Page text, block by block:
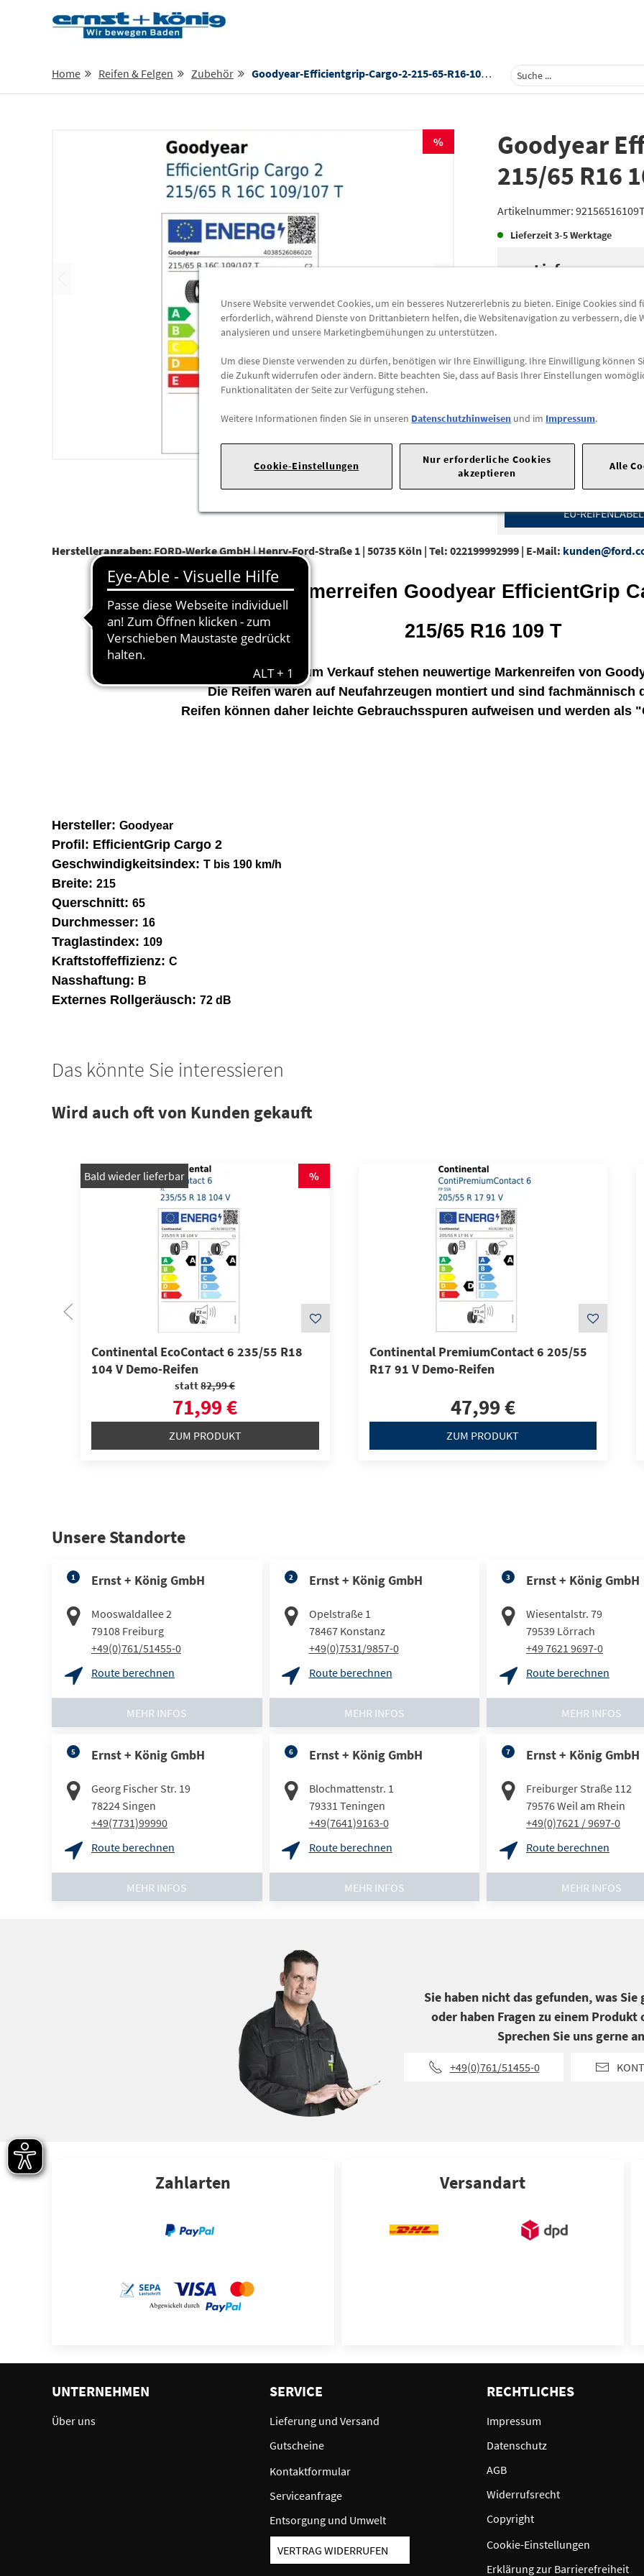
Home Reifen & Felgen Zubehör Goodyear-Efficientgrip-Cargo-2-215-65-R16-109t-Demo-Reifen-92156516109tgo
%
Goodyear
215/65 R16
Artikelnummer:
Lieferzeit3-5 Werktage
Lieferung
Versandkostenfrei
Preis inkl.19%MwSt.
Abholbar an diesen
- +
Max. Bestellmenge: 4
EU-Reifenlabel-Werte
EU-REIFENLABEL
Herstellerangaben:FORD-Werke GmbH |Henry-Ford-Straße 1 | 50735 Köln | Tel: 022199992999 | E-Mail:
Sommerreifen Goodyear EfficientGrip
215/65 R16 109 T
Zum Verkauf stehen neuwertige Markenreifen von
Die Reifen waren auf Neufahrzeugen montiert und sind fachmännisch
Reifen können daher leichte Gebrauchsspuren aufweisen und werden als
Hersteller: Goodyear
Profil: EfficientGrip Cargo 2
Geschwindigkeitsindex: T bis 190 km/h
Breite: 215
Querschnitt: 65
Durchmesser: 16
Traglastindex: 109
Kraftstoffeffizienz: C
Nasshaftung: B
Externes Rollgeräusch: 72 dB
Das könnte Sie interessieren
Wird auch oft von Kunden gekauft
Bald wieder lieferbar %
Continental EcoContact 6 235/55 R18
104 V Demo-Reifen
statt82,99 €
71,99 €
ZUM PRODUKT
Continental PremiumContact 6 205/55
R17 91 V Demo-Reifen
47,99 €
ZUM PRODUKT
Unsere Standorte
1 Ernst + König GmbH
Mooswaldallee 2
79108 Freiburg
+49(0)761/51455-0
Route berechnen
MEHR INFOS
2 Ernst + König GmbH
Opelstraße 1
78467 Konstanz
+49(0)7531/9857-0
Route berechnen
MEHR INFOS
3 Ernst + König GmbH
Wiesentalstr. 79
79539 Lörrach
+49 7621 9697-0
Route berechnen
MEHR INFOS
5 Ernst + König GmbH
Georg Fischer Str. 19
78224 Singen
+49(7731)99990
Route berechnen
MEHR INFOS
6 Ernst + König GmbH
Blochmattenstr. 1
79331 Teningen
+49(7641)9163-0
Route berechnen
MEHR INFOS
7 Ernst + König GmbH
Freiburger Straße 112
79576Weil am Rhein
+49(0)7621 / 9697-0
Route berechnen
MEHR INFOS
Sie haben nicht das gefunden, was Sie
oder haben Fragen zu einem Produkt
Sprechen Sie uns gerne
+49(0)761/51455-0
Zahlarten Versandart
UNTERNEHMEN
Über uns
SERVICE
Lieferung und Versand
Gutscheine
Kontaktformular
Serviceanfrage
Entsorgung und Umwelt
VERTRAG WIDERRUFEN
RECHTLICHES
Impressum
Datenschutz
AGB
Widerrufsrecht
Copyright
Cookie-Einstellungen
Erklärung zur Barrierefreiheit
Unsere Website verwendet Cookies, um ein besseres Nutzererlebnis zu bieten. Einige Cookies
erforderlich, während Dienste von Drittanbietern helfen, die Websitenavigation zu verbessern, die
analysieren und unsere Marketingbemühungen zu unterstützen.
Um diese Dienste verwenden zu dürfen, benötigen wir Ihre Einwilligung. Ihre Einwilligung können
die Zukunft widerrufen oder ändern. Bitte beachten Sie, dass auf Basis Ihrer Einstellungen
Funktionalitäten der Seite zur Verfügung stehen.
Weitere Informationen finden Sie in unseren Datenschutzhinweisen und im Impressum.
Cookie-Einstellungen
Nur erforderliche Cookies
akzeptieren
Alle